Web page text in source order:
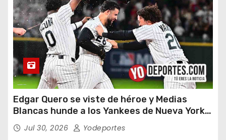
Edgar Quero se viste de héroe y Medias
Blancas hunde a los Yankees de Nueva York
en doce entradas
Jul 30, 2026 Yodeportes